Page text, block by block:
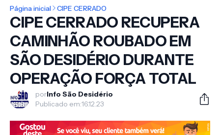
Página inicial CIPE CERRADO
CIPE CERRADO RECUPERA
CAMINHÃO ROUBADO EM
SÃO DESIDÉRIO DURANTE
OPERAÇÃO FORÇA TOTAL
porInfo São Desidério
Publicado em:16.12.23